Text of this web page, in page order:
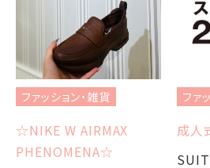
ファッション・雑貨
☆NIKE W AIRMAX
PHENOMENA☆
ファ
成人